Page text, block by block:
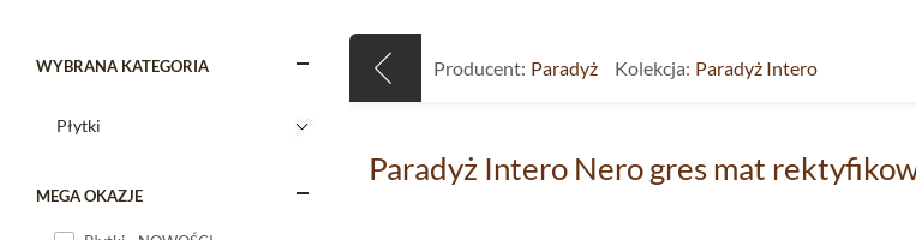
WYBRANA KATEGORIA
MEGA OKAZJE
Producent: Paradyż Kolekcja: Paradyż Intero
Paradyż Intero Nero gres mat